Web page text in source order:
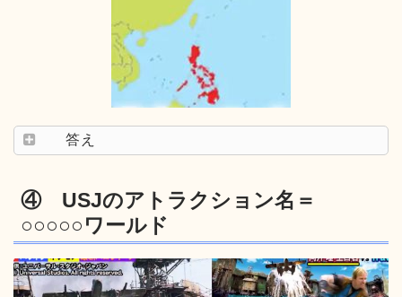
答え
④ USJのアトラクション名＝
○○○○○ワールド